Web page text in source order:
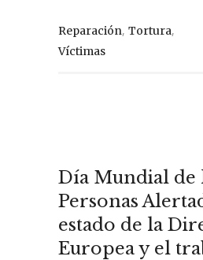
Reparación, Tortura,
Víctimas
Día Mundial de
Personas
estado de la
Europea y el